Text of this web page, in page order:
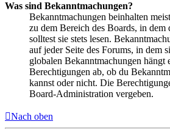
Was sind Bekanntmachungen?
Bekanntmachungen beinhalten
zu dem Bereich des Boards, in
solltest sie stets lesen.
auf jeder Seite des Forums, in dem
globalen Bekanntmachungen hängt
Berechtigungen ab, ob du
kannst oder nicht. Die
Board-Administration vergeben.
Nach oben